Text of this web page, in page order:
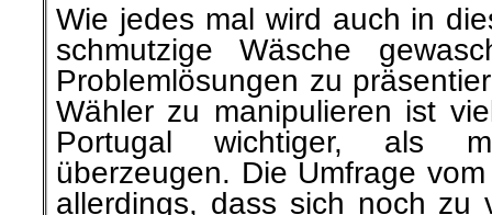
Wie jedes mal wird auch in
schmutzige Wäsche
Problemlösungen zu
Wähler zu manipulieren ist
Portugal wichtiger, als
überzeugen. Die Umfrage
allerdings, dass sich noch zu